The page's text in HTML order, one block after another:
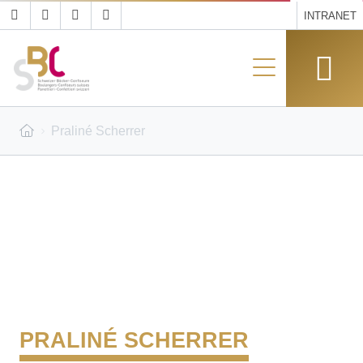
INTRANET
Praliné Scherrer
PRALINÉ SCHERRER